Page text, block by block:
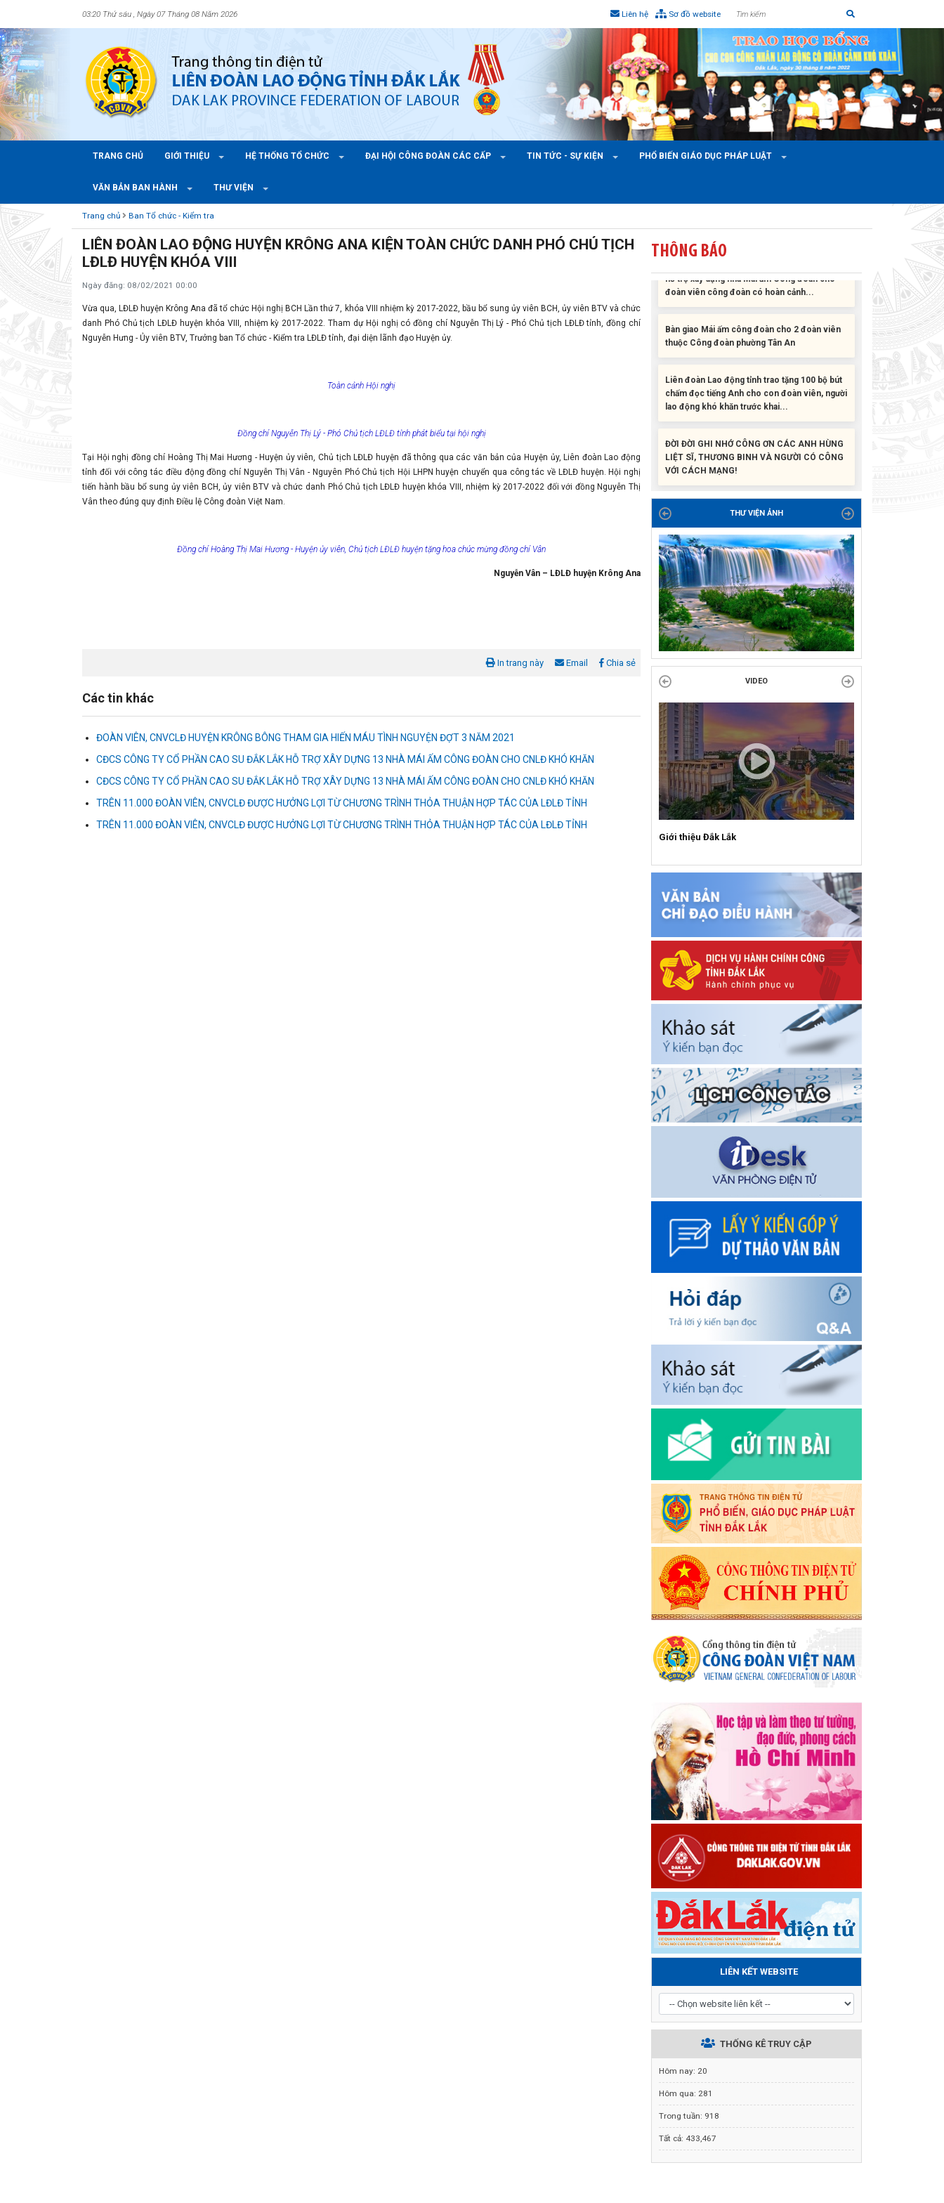
03:20 Thứ sáu , Ngày 07 Tháng 08 Năm 2026 Liên hệ Sơ đồ website
TRANG CHỦ GIỚI THIỆU HỆ THỐNG TỔ CHỨC ĐẠI HỘI CÔNG ĐOÀN CÁC CẤP TIN TỨC - SỰ KIỆN PHỔ BIẾN GIÁO DỤC PHÁP LUẬT
VĂN BẢN BAN HÀNH THƯ VIỆN
Trang chủ Ban Tổ chức - Kiểm tra
LIÊN ĐOÀN LAO ĐỘNG HUYỆN KRÔNG ANA KIỆN TOÀN CHỨC DANH PHÓ CHỦ TỊCH
LĐLĐ HUYỆN KHÓA VIII
Ngày đăng: 08/02/2021 00:00
Vừa qua, LĐLĐ huyện Krông Ana đã tổ chức Hội nghị BCH Lần thứ 7, khóa VIII nhiệm kỳ 2017-2022, bầu bổ sung ủy viên BCH, ủy viên BTV và chức
danh Phó Chủ tịch LĐLĐ huyện khóa VIII, nhiệm kỳ 2017-2022. Tham dự Hội nghị có đồng chí Nguyễn Thị Lý - Phó Chủ tịch LĐLĐ tỉnh, đồng chí
Nguyễn Hưng - Ủy viên BTV, Trưởng ban Tổ chức - Kiểm tra LĐLĐ tỉnh, đại diện lãnh đạo Huyện ủy.
Toàn cảnh Hội nghị
Đồng chí Nguyễn Thị Lý - Phó Chủ tịch LĐLĐ tỉnh phát biểu tại hội nghị
Tại Hội nghị đồng chí Hoàng Thị Mai Hương - Huyện ủy viên, Chủ tịch LĐLĐ huyện đã thông qua các văn bản của Huyện ủy, Liên đoàn Lao động
tỉnh đối với công tác điều động đồng chí Nguyễn Thị Vân - Nguyên Phó Chủ tịch Hội LHPN huyện chuyển qua công tác về LĐLĐ huyện. Hội nghị
tiến hành bầu bổ sung ủy viên BCH, ủy viên BTV và chức danh Phó Chủ tịch LĐLĐ huyện khóa VIII, nhiệm kỳ 2017-2022 đối với đồng Nguyễn Thị
Vân theo đúng quy định Điều lệ Công đoàn Việt Nam.
Đồng chí Hoàng Thị Mai Hương - Huyện ủy viên, Chủ tịch LĐLĐ huyện tặng hoa chúc mừng đồng chí Vân
Nguyễn Vân – LĐLĐ huyện Krông Ana
In trang này Email Chia sẻ
Các tin khác
ĐOÀN VIÊN, CNVCLĐ HUYỆN KRÔNG BÔNG THAM GIA HIẾN MÁU TÌNH NGUYỆN ĐỢT 3 NĂM 2021
CĐCS CÔNG TY CỔ PHẦN CAO SU ĐẮK LẮK HỖ TRỢ XÂY DỰNG 13 NHÀ MÁI ẤM CÔNG ĐOÀN CHO CNLĐ KHÓ KHĂN
CĐCS CÔNG TY CỔ PHẦN CAO SU ĐẮK LẮK HỖ TRỢ XÂY DỰNG 13 NHÀ MÁI ẤM CÔNG ĐOÀN CHO CNLĐ KHÓ KHĂN
TRÊN 11.000 ĐOÀN VIÊN, CNVCLĐ ĐƯỢC HƯỞNG LỢI TỪ CHƯƠNG TRÌNH THỎA THUẬN HỢP TÁC CỦA LĐLĐ TỈNH
TRÊN 11.000 ĐOÀN VIÊN, CNVCLĐ ĐƯỢC HƯỞNG LỢI TỪ CHƯƠNG TRÌNH THỎA THUẬN HỢP TÁC CỦA LĐLĐ TỈNH
THÔNG BÁO
Liên đoàn Lao động tỉnh tổ chức trao kinh phí
hỗ trợ xây dựng nhà Mái ấm Công đoàn cho
Bàn giao Mái ấm công đoàn cho 2 đoàn viên
Liên đoàn Lao động tỉnh trao tặng 100 bộ bút
lao động khó khăn trước khai...
ĐỜI ĐỜI GHI NHỚ CÔNG ƠN CÁC ANH HÙNG
VỚI CÁCH MẠNG!
Công đoàn phường Tuy Hòa tổ chức chuỗi
hoạt động chào mừng 97 năm ngày thành lập
Công đoàn Việt Nam (28/7/1929 –...
Liên đoàn Lao động tỉnh tổ chức trao kinh phí
hỗ trợ xây dựng nhà Mái ấm Công đoàn cho
đoàn viên công đoàn có hoàn cảnh...
Bàn giao Mái ấm công đoàn cho 2 đoàn viên
thuộc Công đoàn phường Tân An
chấm đọc tiếng Anh cho con đoàn viên, người
lao động khó khăn trước khai...
ĐỜI ĐỜI GHI NHỚ CÔNG ƠN CÁC ANH HÙNG
LIỆT SĨ, THƯƠNG BINH VÀ NGƯỜI CÓ CÔNG
VỚI CÁCH MẠNG!
Công đoàn phường Tuy Hòa tổ chức chuỗi
hoạt động chào mừng 97 năm ngày thành lập
Công đoàn Việt Nam (28/7/1929 –...
THƯ VIỆN ẢNH
VIDEO
Giới thiệu Đắk Lắk
LIÊN KẾT WEBSITE
THỐNG KÊ TRUY CẬP
Hôm nay: 20
Hôm qua: 281
Trong tuần: 918
Tất cả: 433,467